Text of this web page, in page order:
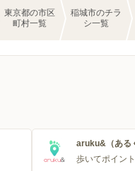
東京都の市区
町村一覧
稲城市のチラ
シ一覧
aruku&（ある
歩いてポイン